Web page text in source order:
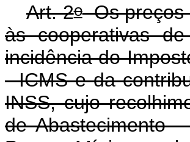
Art. 2oOs preços
às cooperativas
incidência do
- ICMS e da
INSS, cujo
de Abastecimento